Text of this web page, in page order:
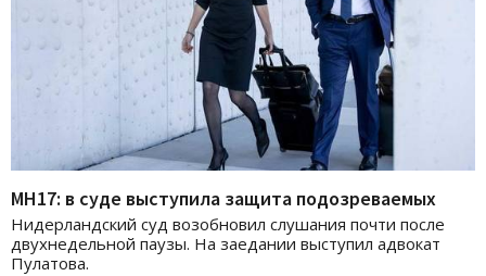
МН17: в суде выступила защита подозреваемых
Нидерландский суд возобновил слушания почти после
двухнедельной паузы. На заедании выступил адвокат
Пулатова.